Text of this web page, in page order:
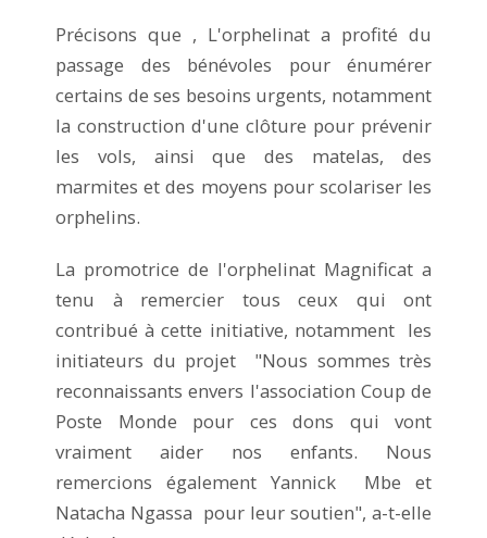
Précisons que , L'orphelinat a profité du
passage des bénévoles pour énumérer
certains de ses besoins urgents, notamment
la construction d'une clôture pour prévenir
les vols, ainsi que des matelas, des
marmites et des moyens pour scolariser les
orphelins.
La promotrice de l'orphelinat Magnificat a
tenu à remercier tous ceux qui ont
contribué à cette initiative, notamment les
initiateurs du projet "Nous sommes très
reconnaissants envers l'association Coup de
Poste Monde pour ces dons qui vont
vraiment aider nos enfants. Nous
remercions également Yannick Mbe et
Natacha Ngassa pour leur soutien", a-t-elle